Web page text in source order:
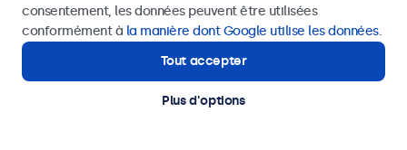
Ou appelez-nous au+41 43 50 80 772
Contactez nos spécialistes.
consentement, les données peuvent être utilisées
conformément à la manière dont Google utilise les données.
Tout accepter
Plus d'options